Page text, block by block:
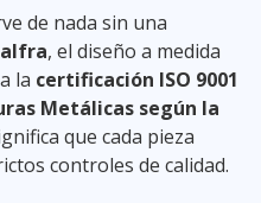
de nada sin una
, el diseño a medida
la certificación ISO 9001
Metálicas según la
que cada pieza
controles de calidad.